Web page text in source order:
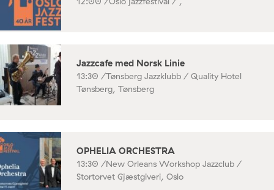
Jazzcafe med Norsk Linie
13:30 /Tønsberg Jazzklubb / Quality Hotel
Tønsberg, Tønsberg
OPHELIA ORCHESTRA
13:30 /New Orleans Workshop Jazzclub /
Stortorvet Gjæstgiveri, Oslo